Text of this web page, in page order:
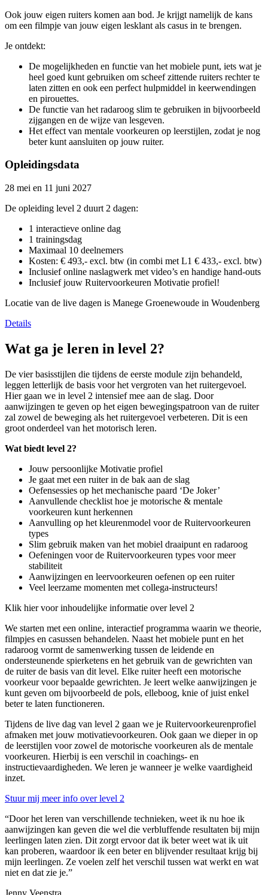
Ook jouw eigen ruiters komen aan bod. Je krijgt namelijk de kans
om een filmpje van jouw eigen lesklant als casus in te brengen.
Je ontdekt:
De mogelijkheden en functie van het mobiele punt, iets wat je
heel goed kunt gebruiken om scheef zittende ruiters rechter te
laten zitten en ook een perfect hulpmiddel in keerwendingen
en pirouettes.
De functie van het radaroog slim te gebruiken in bijvoorbeeld
zijgangen en de wijze van lesgeven.
Het effect van mentale voorkeuren op leerstijlen, zodat je nog
beter kunt aansluiten op jouw ruiter.
Opleidingsdata
28 mei en 11 juni 2027
De opleiding level 2 duurt 2 dagen:
1 interactieve online dag
1 trainingsdag
Maximaal 10 deelnemers
Kosten: € 493,- excl. btw (in combi met L1 € 433,- excl. btw)
Inclusief online naslagwerk met video’s en handige hand-outs
Inclusief jouw Ruitervoorkeuren Motivatie profiel!
Locatie van de live dagen is Manege Groenewoude in Woudenberg
Details
Wat ga je leren in level 2?
De vier basisstijlen die tijdens de eerste module zijn behandeld,
leggen letterlijk de basis voor het vergroten van het ruitergevoel.
Hier gaan we in level 2 intensief mee aan de slag. Door
aanwijzingen te geven op het eigen bewegingspatroon van de ruiter
zal zowel de beweging als het ruitergevoel verbeteren. Dit is een
groot onderdeel van het motorisch leren.
Wat biedt level 2?
Jouw persoonlijke Motivatie profiel
Je gaat met een ruiter in de bak aan de slag
Oefensessies op het mechanische paard ‘De Joker’
Aanvullende checklist hoe je motorische & mentale
voorkeuren kunt herkennen
Aanvulling op het kleurenmodel voor de Ruitervoorkeuren
types
Slim gebruik maken van het mobiel draaipunt en radaroog
Oefeningen voor de Ruitervoorkeuren types voor meer
stabiliteit
Aanwijzingen en leervoorkeuren oefenen op een ruiter
Veel leerzame momenten met collega-instructeurs!
Klik hier voor inhoudelijke informatie over level 2
We starten met een online, interactief programma waarin we theorie,
filmpjes en casussen behandelen. Naast het mobiele punt en het
radaroog vormt de samenwerking tussen de leidende en
ondersteunende spierketens en het gebruik van de gewrichten van
de ruiter de basis van dit level. Elke ruiter heeft een motorische
voorkeur voor bepaalde gewrichten. Je leert welke aanwijzingen je
kunt geven om bijvoorbeeld de pols, elleboog, knie of juist enkel
beter te laten functioneren.
Tijdens de live dag van level 2 gaan we je Ruitervoorkeurenprofiel
afmaken met jouw motivatievoorkeuren. Ook gaan we dieper in op
de leerstijlen voor zowel de motorische voorkeuren als de mentale
voorkeuren. Hierbij is een verschil in coachings- en
instructievaardigheden. We leren je wanneer je welke vaardigheid
inzet.
Stuur mij meer info over level 2
“Door het leren van verschillende technieken, weet ik nu hoe ik
aanwijzingen kan geven die wel die verbluffende resultaten bij mijn
leerlingen laten zien. Dit zorgt ervoor dat ik beter weet wat ik uit
kan proberen, waardoor ik een beter en blijvender resultaat krijg bij
mijn leerlingen. Ze voelen zelf het verschil tussen wat werkt en wat
niet en dat zie je.”
Jenny Veenstra